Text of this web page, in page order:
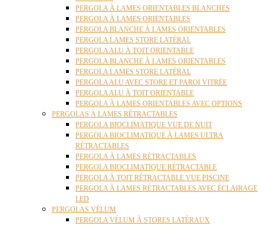
PERGOLA À LAMES ORIENTABLES BLANCHES
PERGOLA À LAMES ORIENTABLES
PERGOLA BLANCHE À LAMES ORIENTABLES
PERGOLA LAMES STORE LATÉRAL
PERGOLA ALU À TOIT ORIENTABLE
PERGOLA BLANCHE À LAMES ORIENTABLES
PERGOLA LAMES STORE LATÉRAL
PERGOLA ALU AVEC STORE ET PAROI VITRÉE
PERGOLA ALU À TOIT ORIENTABLE
PERGOLA À LAMES ORIENTABLES AVEC OPTIONS
PERGOLAS À LAMES RÉTRACTABLES
PERGOLA BIOCLIMATIQUE VUE DE NUIT
PERGOLA BIOCLIMATIQUE À LAMES ULTRA
RÉTRACTABLES
PERGOLA À LAMES RÉTRACTABLES
PERGOLA BIOCLIMATIQUE RÉTRACTABLE
PERGOLA À TOIT RÉTRACTABLE VUE PISCINE
PERGOLA À LAMES RÉTRACTABLES AVEC ÉCLAIRAGE
LED
PERGOLAS VÉLUM
PERGOLA VÉLUM À STORES LATÉRAUX